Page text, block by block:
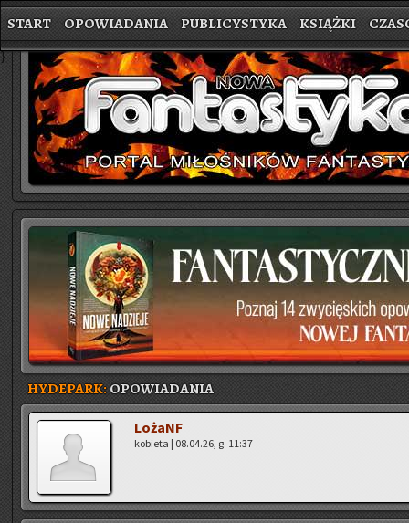
START OPOWIADANIA PUBLICYSTYKA KSIĄŻKI
}
HYDEPARK:OPOWIADANIA
Lo­żaNF
ko­bie­ta | 08.04.26, g. 11:37